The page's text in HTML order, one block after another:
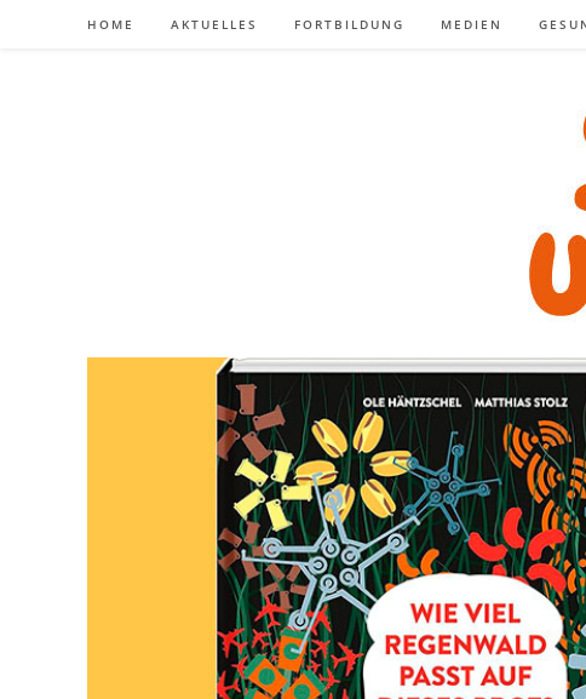
HOME AKTUELLES FORTBILDUNG MEDIEN